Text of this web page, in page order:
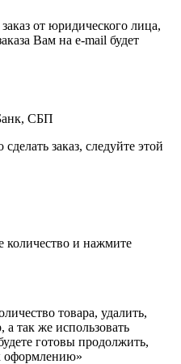
от юридического лица,
Вам на e-mail будет
СБП
заказ, следуйте этой
количество и нажмите
товара, удалить,
так же использовать
готовы продолжить,
оформлению»